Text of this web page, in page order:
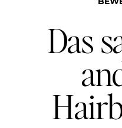
Das